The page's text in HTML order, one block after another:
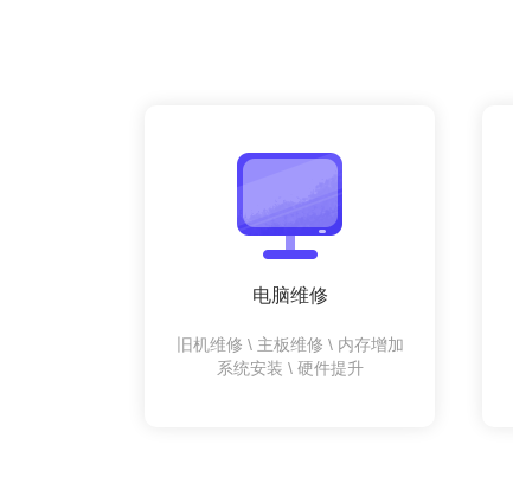
电脑维修
旧机维修 \ 主板维修 \ 内存增加
系统安装 \ 硬件提升